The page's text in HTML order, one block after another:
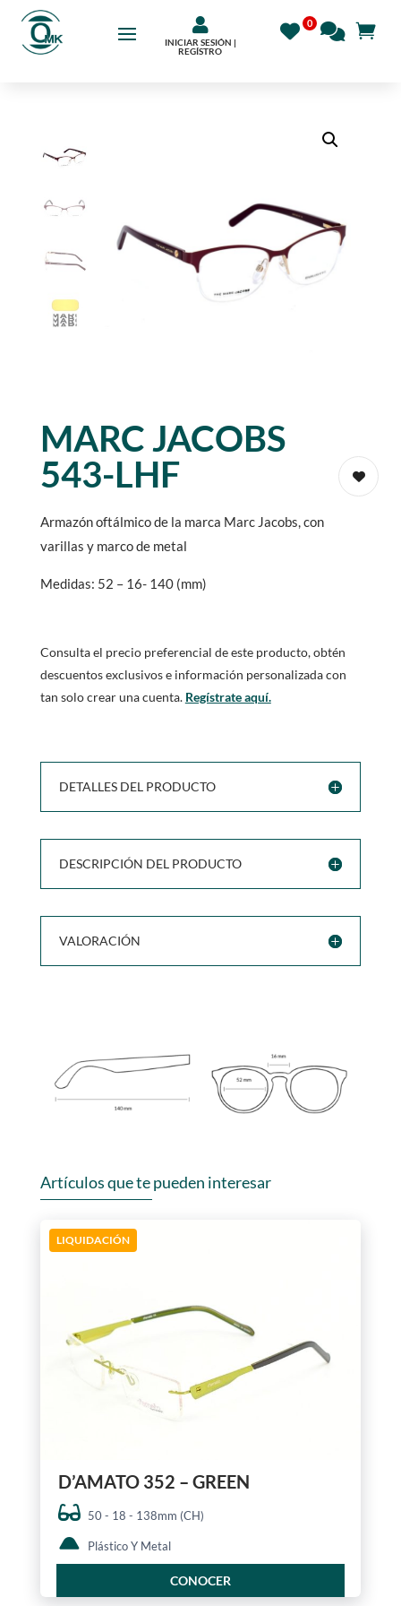

INICIAR SESIÓN |
REGÍSTRO
MARC JACOBS
543-LHF
Armazón oftálmico de la marca Marc Jacobs, con
varillas y marco de metal
Medidas: 52 – 16- 140 (mm)
Consulta el precio preferencial de este producto, obtén
descuentos exclusivos e información personalizada con
tan solo crear una cuenta. Regístrate aquí.
DETALLES DEL PRODUCTO
DESCRIPCIÓN DEL PRODUCTO
VALORACIÓN
Artículos que te pueden interesar
LIQUIDACIÓN
D’AMATO 352 – GREEN
50 - 18 - 138mm (CH)
Plástico Y Metal
CONOCER